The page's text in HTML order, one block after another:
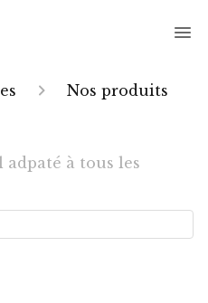
Nos produits
à tous les